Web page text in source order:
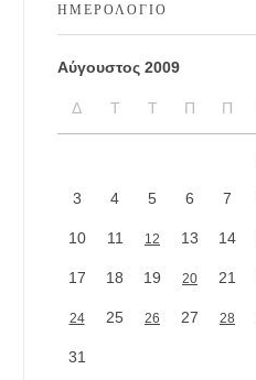
ΗΜΕΡΟΛΌΓΙΟ
Αύγουστος 2009
Δ Τ Τ Π Π
3 4 5 6 7
10 11 12 13 14
17 18 19 20 21
24 25 26 27 28
31